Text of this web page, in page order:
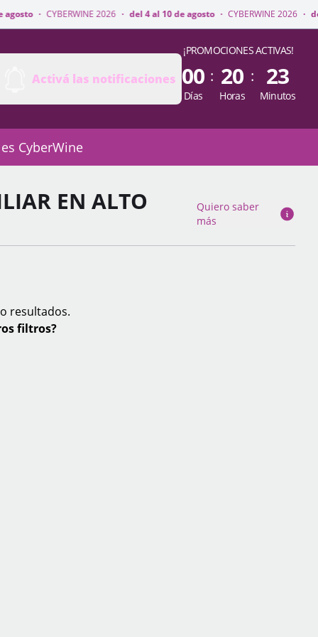
2026 · del 4 al 10 de agosto · CYBERWINE 2026 · del 4 al 10 de
Activá las notificaciones
¡PROMOCIONES ACTIVAS!
00
Días
: 20
Horas
: 23
Minutos
CyberWine
EN ALTO
Quiero saber
más
resultados.
filtros?